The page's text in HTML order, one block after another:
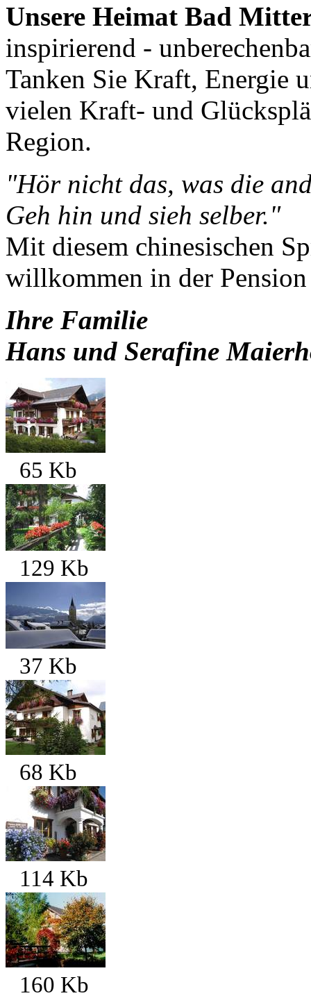
Unsere Heimat Bad
inspirierend -
Tanken Sie Kraft, Energie
vielen Kraft- und
Region.
"Hör nicht das, was die
Geh hin und sieh selber."
Mit diesem chinesischen
willkommen in der
Ihre Familie
Hans und Serafine
65 Kb
129 Kb
37 Kb
68 Kb
114 Kb
160 Kb